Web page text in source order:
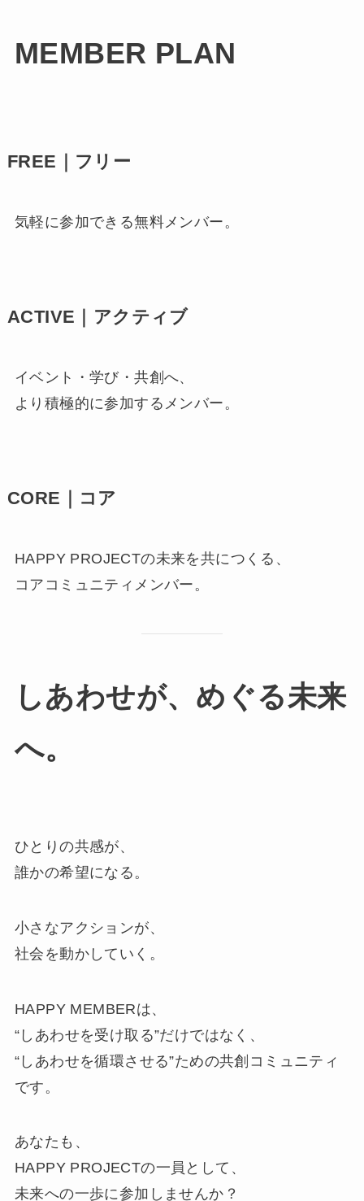
MEMBER PLAN
FREE｜フリー
気軽に参加できる無料メンバー。
ACTIVE｜アクティブ
イベント・学び・共創へ、
より積極的に参加するメンバー。
CORE｜コア
HAPPY PROJECTの未来を共につくる、
コアコミュニティメンバー。
しあわせが、めぐる未来
へ。
ひとりの共感が、
誰かの希望になる。
小さなアクションが、
社会を動かしていく。
HAPPY MEMBERは、
“しあわせを受け取る”だけではなく、
“しあわせを循環させる”ための共創コミュニティ
です。
あなたも、
HAPPY PROJECTの一員として、
未来への一歩に参加しませんか？